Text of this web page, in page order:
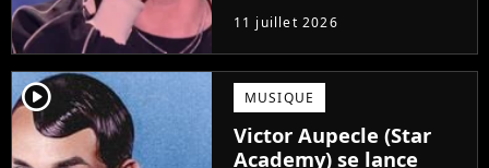
Star Academy, Bastiaan
tente de lancer sa
carrière dans la
musique. Et pour ça, le
chanteur a récemment
dévoilé "Château", son
premier single....
11 juillet 2026
player2 MUSIQUE
Victor Aupecle (Star
Academy) se lance